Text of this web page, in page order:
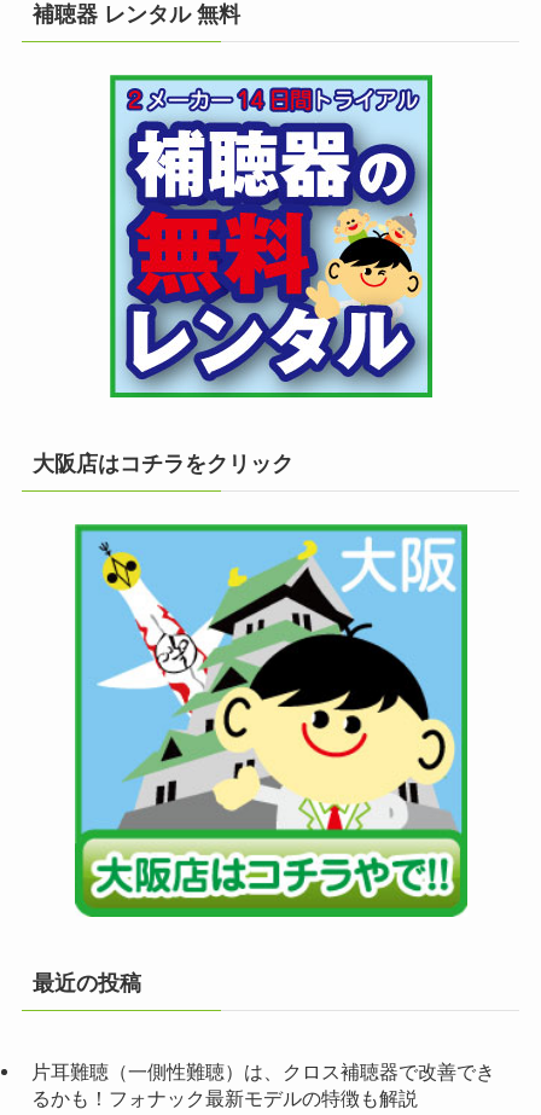
補聴器 レンタル 無料
大阪店はコチラをクリック
最近の投稿
片耳難聴（一側性難聴）は、クロス補聴器で改善でき
るかも！フォナック最新モデルの特徴も解説